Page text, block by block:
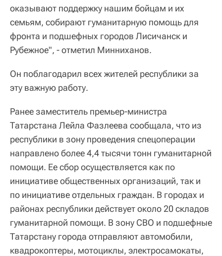
оказывают поддержку нашим бойцам и их
семьям, собирают гуманитарную помощь для
фронта и подшефных городов Лисичанск и
Рубежное", - отметил Минниханов.
Он поблагодарил всех жителей республики за
эту важную работу.
Ранее заместитель премьер-министра
Татарстана Лейла Фазлеева сообщала, что из
республики в зону проведения спецоперации
направлено более 4,4 тысячи тонн гуманитарной
помощи. Ее сбор осуществляется как по
инициативе общественных организаций, так и
по инициативе отдельных граждан. В городах и
районах республики действует около 20 складов
гуманитарной помощи. В зону СВО и подшефные
Татарстану города отправляют автомобили,
квадрокоптеры, мотоциклы, электросамокаты,